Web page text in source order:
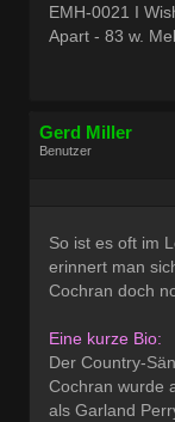
EMH-0021 I
Apart - 83 w.
Gerd Miller
Benutzer
So ist es oft im
erinnert man
Cochran doch
Eine kurze Bio:
Der Country-
Cochran wurde
als Garland